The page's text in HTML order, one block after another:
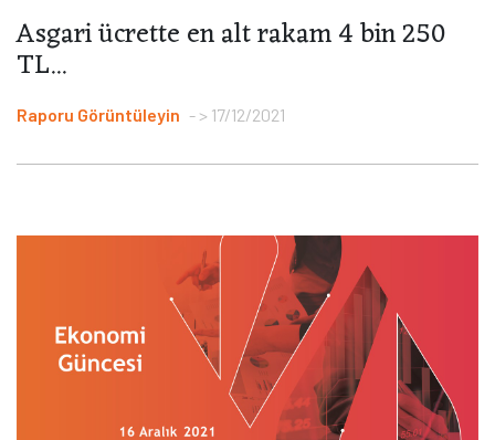
Asgari ücrette en alt rakam 4 bin 250
TL...
Raporu Görüntüleyin > 17/12/2021